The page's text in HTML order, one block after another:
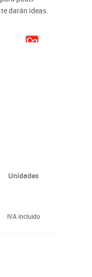
darán ideas.
Unidades
IVA incluido